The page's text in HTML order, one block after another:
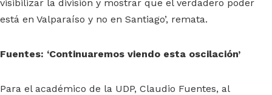
visibilizar la división y mostrar que el verdadero poder
está en Valparaíso y no en Santiago’, remata.
Fuentes: ‘Continuaremos viendo esta oscilación’
Para el académico de la UDP, Claudio Fuentes, al